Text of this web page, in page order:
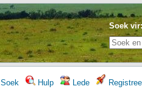
Soek vir:
Soek Hulp Lede